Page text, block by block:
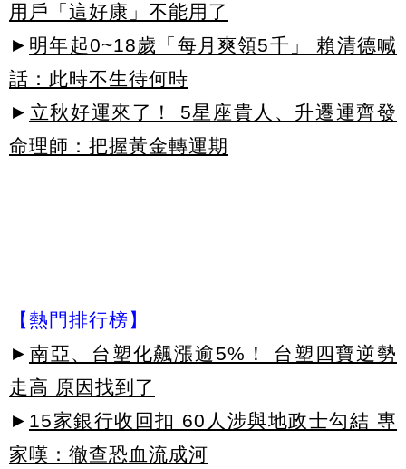
用戶「這好康」不能用了
► 明年起0~18歲「每月爽領5千」 賴清德喊
話：此時不生待何時
► 立秋好運來了！ 5星座貴人、升遷運齊發
命理師：把握黃金轉運期
【熱門排行榜】
► 南亞、台塑化飆漲逾5%！ 台塑四寶逆勢
走高 原因找到了
► 15家銀行收回扣 60人涉與地政士勾結 專
家嘆：徹查恐血流成河